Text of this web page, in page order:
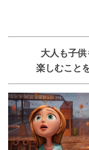
大人も子
楽しむこと